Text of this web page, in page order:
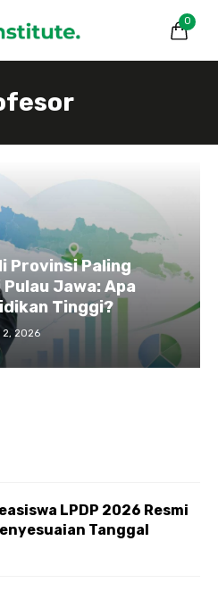
0
Provinsi Paling
Jawa: Apa
Tinggi?
2, 2026
LPDP 2026 Resmi
Tanggal